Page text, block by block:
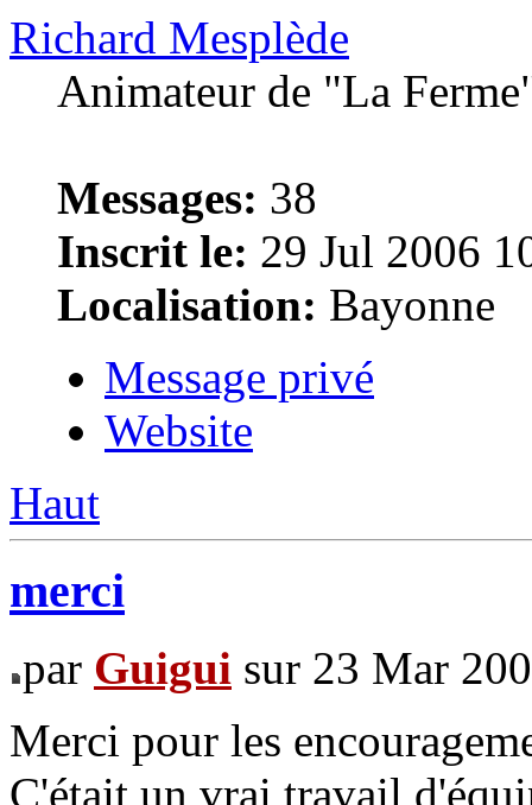
Richard Mesplède
Animateur de "La
Messages: 38
Inscrit le: 29 Jul 2006
Localisation: Bayonne
Message privé
Website
Haut
merci
par Guigui sur 23 Mar
Merci pour les
C'était un vrai travail